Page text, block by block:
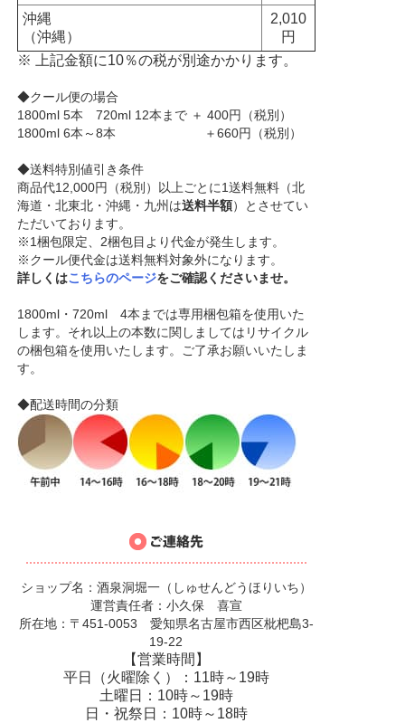
沖縄
（沖縄）
2,010
円
※ 上記金額に10％の税が別途かかります。
◆クール便の場合
1800ml 5本 720ml 12本まで ＋ 400円（税別）
1800ml 6本～8本 ＋660円（税別）
◆送料特別値引き条件
商品代12,000円（税別）以上ごとに1送料無料（北
海道・北東北・沖縄・九州は送料半額）とさせてい
ただいております。
※1梱包限定、2梱包目より代金が発生します。
※クール便代金は送料無料対象外になります。
詳しくはこちらのページをご確認くださいませ。
1800ml・720ml 4本までは専用梱包箱を使用いた
します。それ以上の本数に関しましてはリサイクル
の梱包箱を使用いたします。ご了承お願いいたしま
す。
◆配送時間の分類
ショップ名：酒泉洞堀一（しゅせんどうほりいち）
運営責任者：小久保 喜宣
所在地：〒451-0053 愛知県名古屋市西区枇杷島3-
19-22
【営業時間】
平日（火曜除く）：11時～19時
土曜日：10時～19時
日・祝祭日：10時～18時